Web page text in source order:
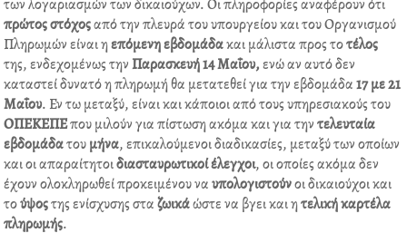
των λογαριασµών των δικαιούχων. Οι πληροφορίες αναφέρουν ότι
πρώτοςστόχοςαπό την πλευρά του υπουργείου και του Οργανισµού
Πληρωµών είναι ηεπόµενη εβδοµάδακαι µάλιστα προς τοτέλος
της, ενδεχοµένως τηνΠαρασκευή 14 Μαΐου,ενώ αν αυτό δεν
καταστεί δυνατό η πληρωµή θα µετατεθεί για την εβδοµάδα17 µε 21
Μαΐου. Εν τω µεταξύ, είναι και κάποιοι από τους υπηρεσιακούς του
ΟΠΕΚΕΠΕπου µιλούν για πίστωση ακόµα και για τηντελευταία
εβδοµάδατουµήνα, επικαλούµενοι διαδικασίες, µεταξύ των οποίων
και οι απαραίτητοιδιασταυρωτικοίέλεγχοι, οι οποίες ακόµα δεν
έχουν ολοκληρωθεί προκειµένου ναυπολογιστούνοι δικαιούχοι και
τούψοςτης ενίσχυσης σταζωικάώστε να βγει και ητελικήκαρτέλα
πληρωµής.